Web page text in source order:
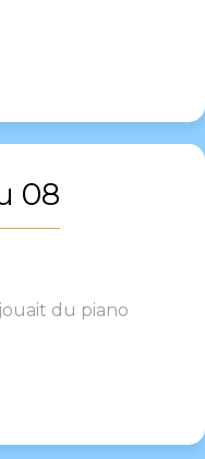
08
du piano